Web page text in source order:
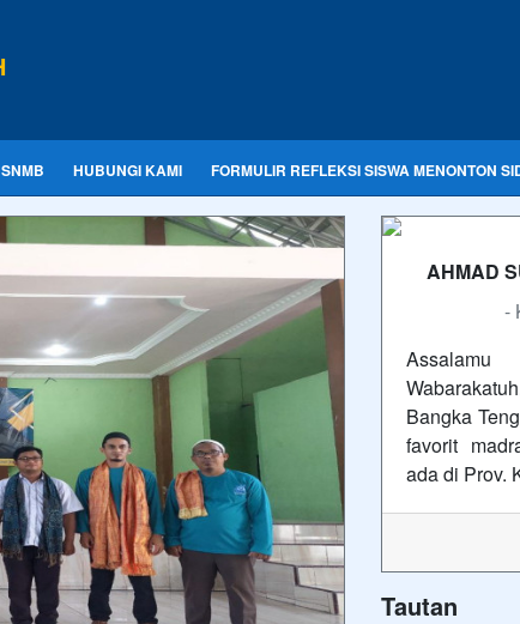
SNMB HUBUNGI KAMI FORMULIR REFLEKSI SISWA MENONTON
AHMAD
-
Assalamu
Bangka
favorit
ada di Prov.
Tautan